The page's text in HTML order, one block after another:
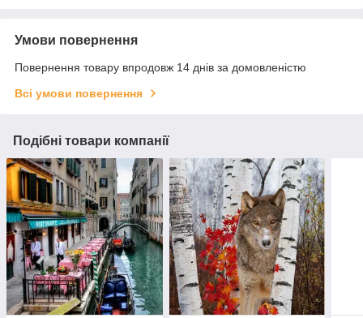
Умови повернення
Повернення товару впродовж 14 днів за домовленістю
Всі умови повернення
Подібні товари компанії